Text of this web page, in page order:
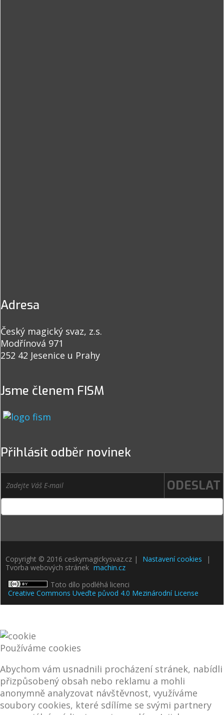
Adresa
Český magický svaz, z.s.
Modřínová 971
252 42 Jesenice u Prahy
Jsme členem FISM
Přihlásit odběr novinek
Copyright © 2016 ceskymagickysvaz.cz | Nastavení cookies
|
Tvorba webových stránek machin.cz
Toto dílo podléhá licenci
Creative Commons Uveďte původ 4.0 Mezinárodní License
Používáme cookies
Abychom vám usnadnili procházení stránek, nabídli
přizpůsobený obsah nebo reklamu a mohli
anonymně analyzovat návštěvnost, využíváme
soubory cookies, které sdílíme se svými partnery